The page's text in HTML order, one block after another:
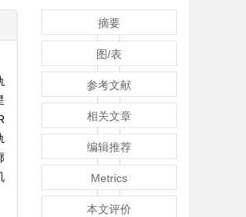
摘要
图/表
参考文献
相关文章
编辑推荐
Metrics
本文评价